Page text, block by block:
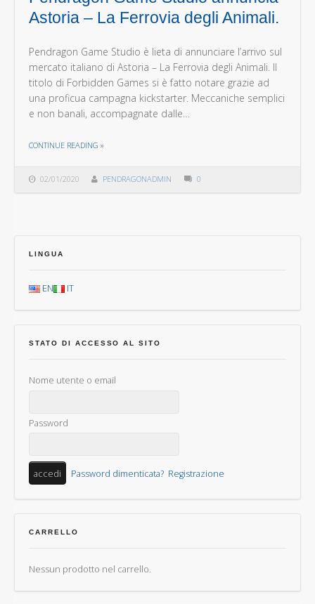
Astoria – La Ferrovia degli Animali.
02/01/2020 PENDRAGONADMIN 0
Pendragon Game Studio è lieta di annunciare l’arrivo sul
mercato italiano di Astoria – La Ferrovia degli Animali. Il
titolo di Forbidden Games si è fatto notare grazie ad
una proficua campagna kickstarter. Meccaniche semplici
e non banali, accompagnate dalle…
CONTINUE READING THE "PENDRAGON GAME STUDIO ANNUNCIA ASTORIA – LA FERROVIA DEGLI ANIMALI."
»
LINGUA
EN IT
STATO DI ACCESSO AL SITO
Nome utente o email
Password
Password dimenticata? Registrazione
CARRELLO
Nessun prodotto nel carrello.